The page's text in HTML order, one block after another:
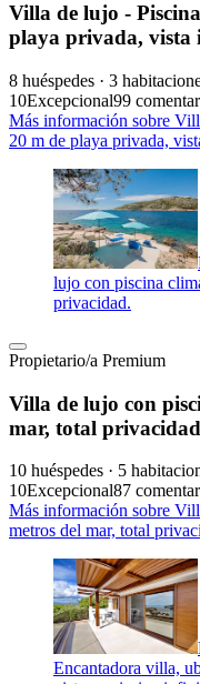
Villa de lujo -
playa privada, vista
8 huéspedes · 3
10Excepcional99
Más información sobre
20 m de playa privada,
lujo con piscina
privacidad.
Propietario/a Premium
Villa de lujo con
mar, total
10 huéspedes · 5
10Excepcional87
Más información sobre
metros del mar, total
Encantadora villa,